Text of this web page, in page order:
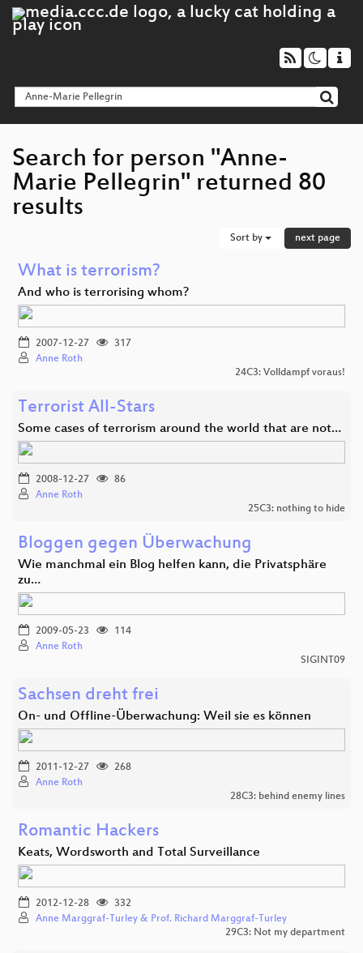
Search for person "Anne-
Marie Pellegrin" returned 80
results
Sort by next page
What is terrorism?
And who is terrorising whom?
2007-12-27
317
Anne Roth
24C3: Volldampf voraus!
Terrorist All-Stars
Some cases of terrorism around the world that are not…
2008-12-27
86
Anne Roth
25C3: nothing to hide
Bloggen gegen Überwachung
Wie manchmal ein Blog helfen kann, die Privatsphäre
zu…
2009-05-23
114
Anne Roth
SIGINT09
Sachsen dreht frei
On- und Offline-Überwachung: Weil sie es können
2011-12-27
268
Anne Roth
28C3: behind enemy lines
Romantic Hackers
Keats, Wordsworth and Total Surveillance
2012-12-28
332
Anne Marggraf-Turley & Prof. Richard Marggraf-Turley
29C3: Not my department